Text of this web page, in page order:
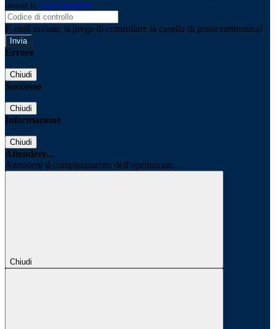
tramite la Login Spaggiari
E-mail inviata, si prega di controllare la casella di posta elettronica!
Errore
Chiudi
Successo
Chiudi
Informazione
Chiudi
Attendere...
Attendere il completamento dell'operazione...
Chiudi